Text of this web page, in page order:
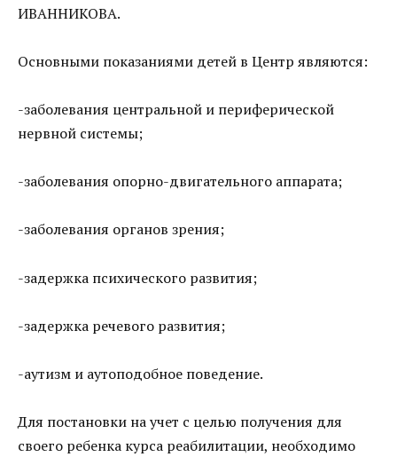
ИВАННИКОВА.
Основными показаниями детей в Центр являются:
-заболевания центральной и периферической
нервной системы;
-заболевания опорно-двигательного аппарата;
-заболевания органов зрения;
-задержка психического развития;
-задержка речевого развития;
-аутизм и аутоподобное поведение.
Для постановки на учет с целью получения для
своего ребенка курса реабилитации, необходимо